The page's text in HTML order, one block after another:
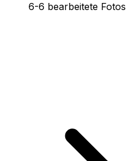
6-6 bearbeitete Fotos